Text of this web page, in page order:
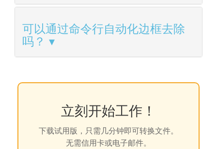
可以通过命令行自动化边框去除
吗？
立刻开始工作！
下载试用版，只需几分钟即可转换文件。
无需信用卡或电子邮件。